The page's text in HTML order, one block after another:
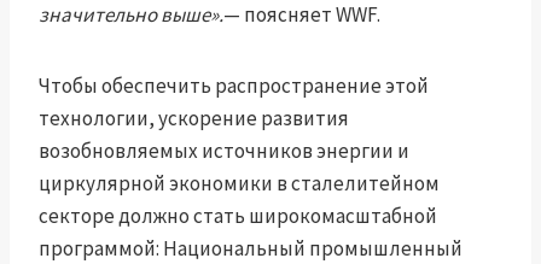
значительно выше».— поясняет WWF.
Чтобы обеспечить распространение этой
технологии, ускорение развития
возобновляемых источников энергии и
циркулярной экономики в сталелитейном
секторе должно стать широкомасштабной
программой: Национальный промышленный